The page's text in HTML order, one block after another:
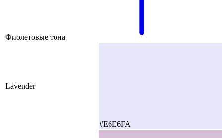
Фиолетовые тона
Lavender
#E6E6FA